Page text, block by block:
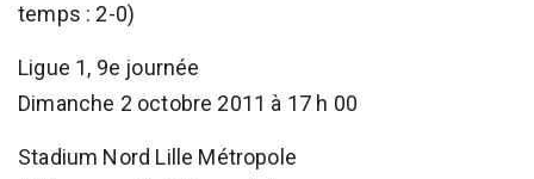
temps : 2-0)
Ligue 1, 9e journée
Dimanche 2 octobre 2011 à 17 h 00
Stadium Nord Lille Métropole